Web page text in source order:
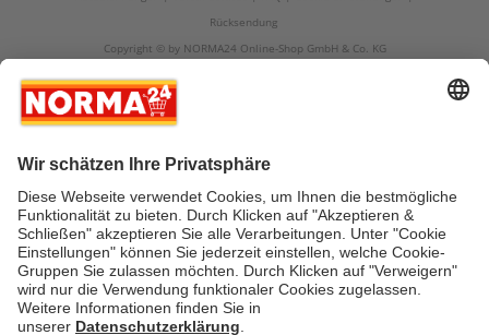
Rücksendung
Copyright © by NORMA24 Online-Shop GmbH & Co. KG